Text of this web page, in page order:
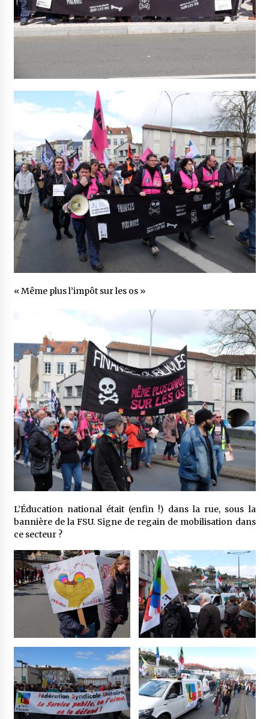
« Même plus l’impôt sur les os »
L’Éducation national était (enfin !) dans la rue, sous la
bannière de la FSU. Signe de regain de mobilisation dans
ce secteur ?